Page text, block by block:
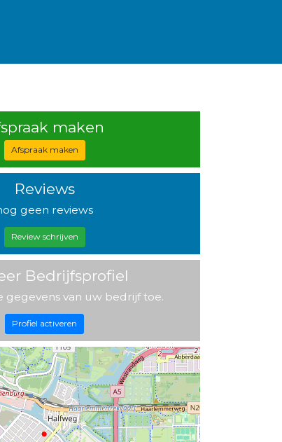
maken
Afspraak maken
Reviews
geen reviews
Review schrijven
Bedrijfsprofiel
gegevens van uw bedrijf toe.
Profiel activeren